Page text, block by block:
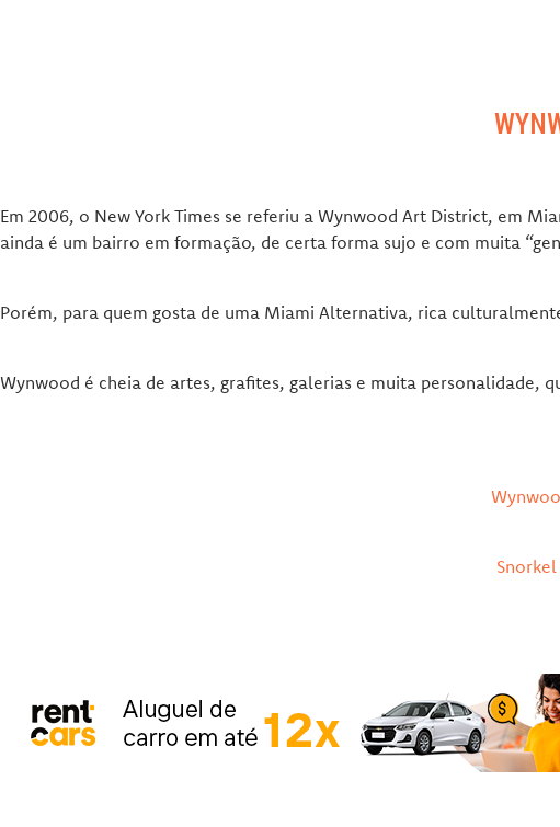
Em 2006, o New York Times se referiu a Wynwood Art District, em
ainda é um bairro em formação, de certa forma sujo e com muita
Porém, para quem gosta de uma Miami Alternativa, rica
Wynwood é cheia de artes, grafites, galerias e muita personalidade,